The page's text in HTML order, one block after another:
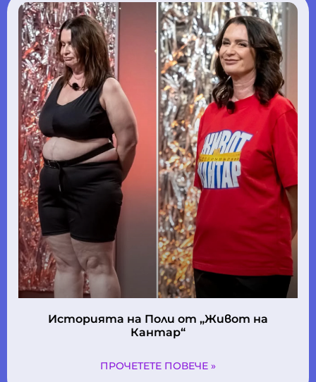
Историята на Поли oт „Живот на
Кантар“
ПРОЧЕТЕТЕ ПОВЕЧЕ »